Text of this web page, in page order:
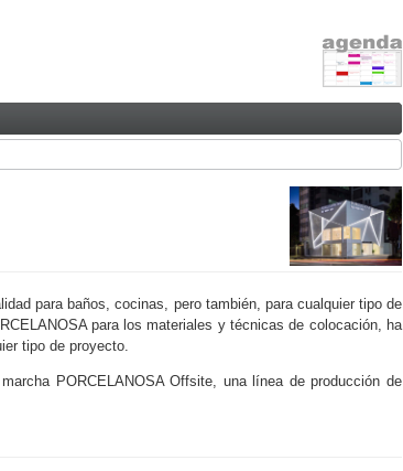
para baños, cocinas, pero también, para cualquier tipo de
para los materiales y técnicas de colocación, ha
tipo de proyecto.
PORCELANOSA Offsite, una línea de producción de